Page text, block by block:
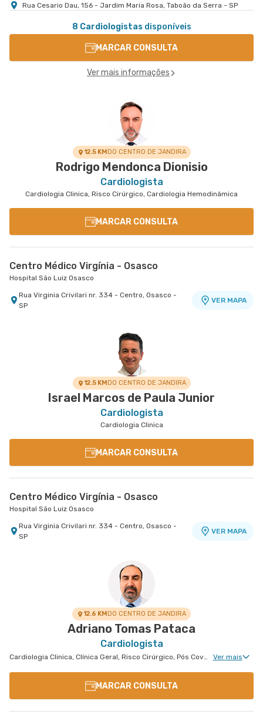
Rua Cesario Dau, 156 - Jardim Maria Rosa, Taboão da Serra - SP
8 Cardiologistas disponíveis
MARCAR CONSULTA
Ver mais informações
12.5 KMDO CENTRO DE JANDIRA
Rodrigo Mendonca Dionisio
Cardiologista
Cardiologia Clinica, Risco Cirúrgico, Cardiologia Hemodinâmica
MARCAR CONSULTA
Centro Médico Virgínia - Osasco
Hospital São Luiz Osasco
Rua Virginia Crivilari nr. 334 - Centro, Osasco -
SP
VER MAPA
12.5 KMDO CENTRO DE JANDIRA
Israel Marcos de Paula Junior
Cardiologista
Cardiologia Clinica
MARCAR CONSULTA
Centro Médico Virgínia - Osasco
Hospital São Luiz Osasco
Rua Virginia Crivilari nr. 334 - Centro, Osasco -
SP
VER MAPA
12.6 KMDO CENTRO DE JANDIRA
Adriano Tomas Pataca
Cardiologista
Cardiologia Clinica, Clínica Geral, Risco Cirúrgico, Pós Covid, Hipertensão Arterial Refratária Ver mais
MARCAR CONSULTA